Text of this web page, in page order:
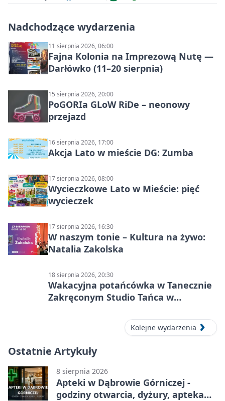
Nadchodzące wydarzenia
11 sierpnia 2026, 06:00
Fajna Kolonia na Imprezową Nutę —
Darłówko (11–20 sierpnia)
15 sierpnia 2026, 20:00
PoGORIa GLoW RiDe – neonowy
przejazd
16 sierpnia 2026, 17:00
Akcja Lato w mieście DG: Zumba
17 sierpnia 2026, 08:00
Wycieczkowe Lato w Mieście: pięć
wycieczek
17 sierpnia 2026, 16:30
W naszym tonie – Kultura na żywo:
Natalia Zakolska
18 sierpnia 2026, 20:30
Wakacyjna potańcówka w Tanecznie
Zakręconym Studio Tańca w
Kolejne wydarzenia
Ostatnie Artykuły
8 sierpnia 2026
Apteki w Dąbrowie Górniczej -
godziny otwarcia, dyżury, apteka